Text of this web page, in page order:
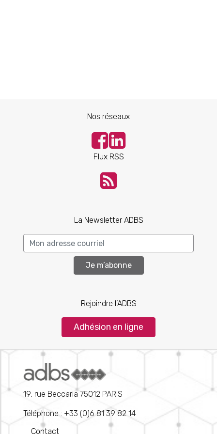
Nos réseaux
Flux RSS
La Newsletter ADBS
Je m’abonne
Rejoindre l’ADBS
Adhésion en ligne
19, rue Beccaria 75012 PARIS
Téléphone : +33 (0)6 81 39 82 14
Contact